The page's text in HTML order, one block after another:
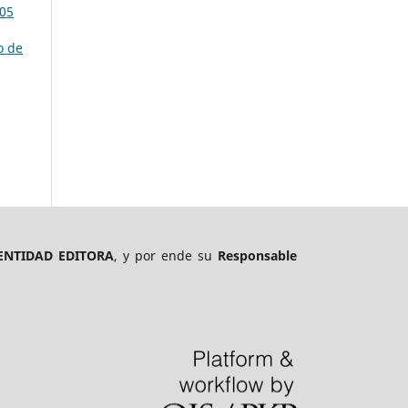
de
EDITORA, y por ende su Responsable